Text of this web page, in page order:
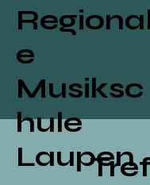
e
Musiksc
hule
Laupen